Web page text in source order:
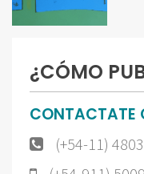
¿CÓMO
CONTACTATE
(+54-11)